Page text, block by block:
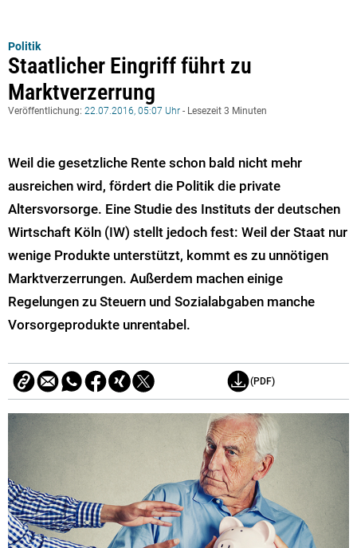
Politik
Staatlicher Eingriff führt zu
Marktverzerrung
Veröffentlichung: 22.07.2016, 05:07 Uhr - Lesezeit 3 Minuten
Weil die gesetzliche Rente schon bald nicht mehr
ausreichen wird, fördert die Politik die private
Altersvorsorge. Eine Studie des Instituts der deutschen
Wirtschaft Köln (IW) stellt jedoch fest: Weil der Staat nur
wenige Produkte unterstützt, kommt es zu unnötigen
Marktverzerrungen. Außerdem machen einige
Regelungen zu Steuern und Sozialabgaben manche
Vorsorgeprodukte unrentabel.
(PDF)